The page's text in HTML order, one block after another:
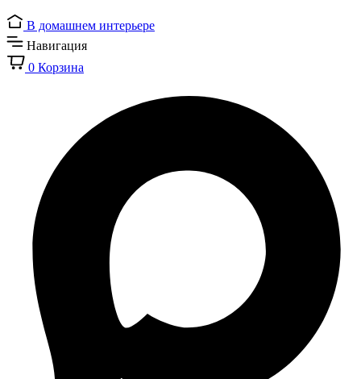
В домашнем интерьере
Навигация
0 Корзина